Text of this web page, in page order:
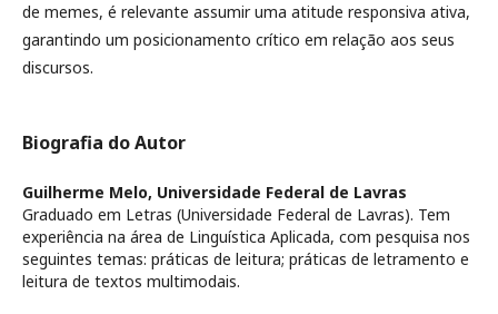
de memes, é relevante assumir uma atitude responsiva ativa,
garantindo um posicionamento crítico em relação aos seus
discursos.
Biografia do Autor
Guilherme Melo, Universidade Federal de Lavras
Graduado em Letras (Universidade Federal de Lavras). Tem
experiência na área de Linguística Aplicada, com pesquisa nos
seguintes temas: práticas de leitura; práticas de letramento e
leitura de textos multimodais.